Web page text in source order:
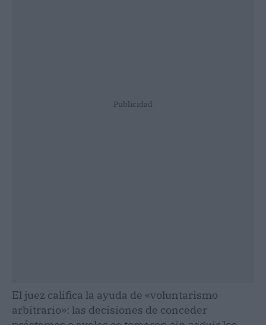
Publicidad
El juez califica la ayuda de «voluntarismo
arbitrario»: las decisiones de conceder